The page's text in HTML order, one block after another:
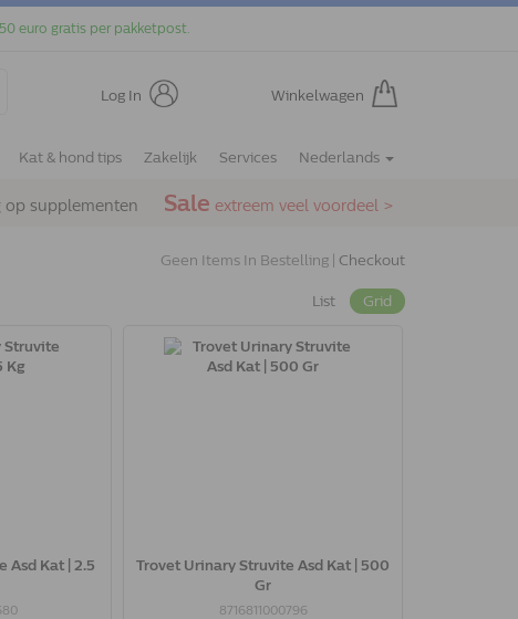
euro gratis per pakketpost.
Log In Winkelwagen
Kat & hond tips Zakelijk Services Nederlands
op supplementen Sale extreem veel voordeel >
Geen Items In Bestelling | Checkout
List Grid
Asd Kat | 2.5
Trovet Urinary Struvite Asd Kat | 500
Gr
8716811000796